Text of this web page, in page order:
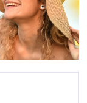
Средства.
Средству
тканям:
за
уровне.